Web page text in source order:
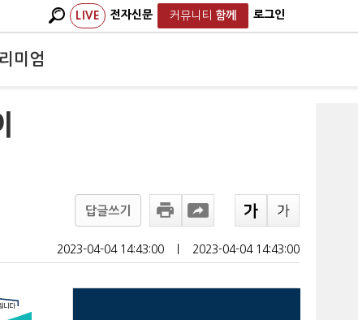
LIVE 전자신문 커뮤니티 함께 로그인
미엄
답글쓰기
2023-04-04 14:43:00 2023-04-04 14:43:00